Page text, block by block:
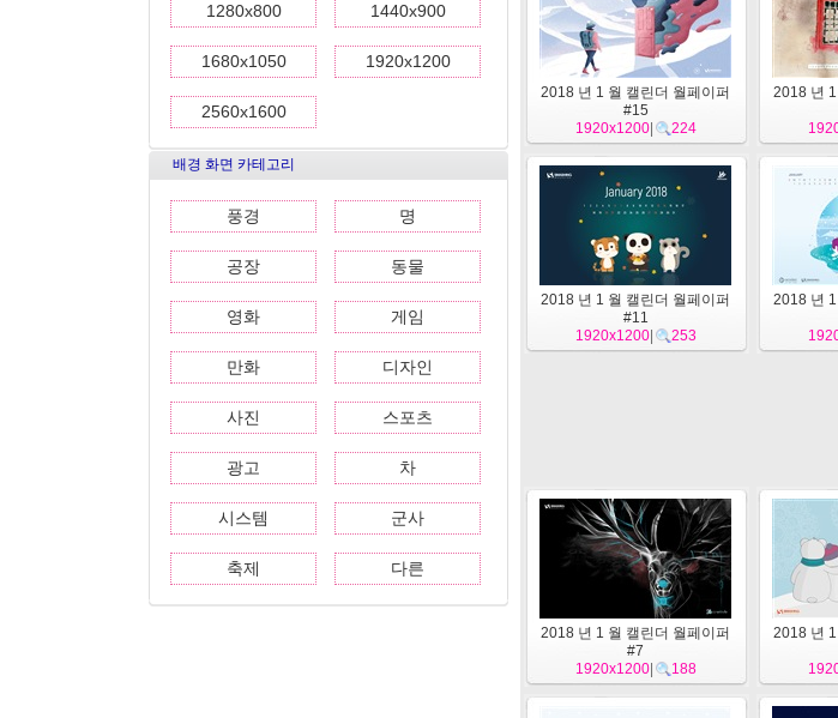
1280x800 1440x900
1680x1050 1920x1200
2560x1600
배경 화면 카테고리
풍경 명
공장 동물
영화 게임
만화 디자인
사진 스포츠
광고 차
시스템 군사
축제 다른
2018 년 1 월 캘린더 월페이퍼
#15
1920x1200| 224
2018 년
2018 년 1 월 캘린더 월페이퍼
#11
1920x1200| 253
2018 년
2018 년 1 월 캘린더 월페이퍼
#7
1920x1200| 188
2018 년